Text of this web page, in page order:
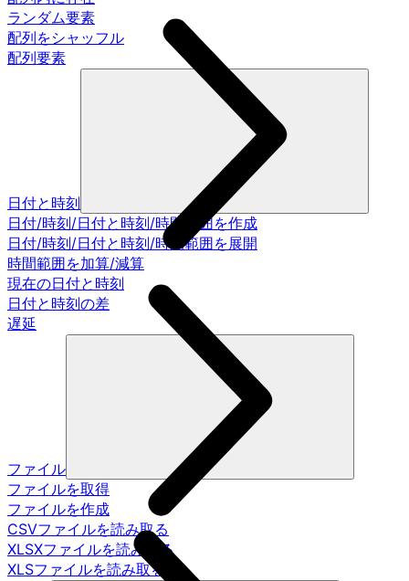
ランダム要素
配列をシャッフル
配列要素
日付と時刻
日付/時刻/日付と時刻/時間範囲を作成
日付/時刻/日付と時刻/時間範囲を展開
時間範囲を加算/減算
現在の日付と時刻
日付と時刻の差
遅延
ファイル
ファイルを取得
ファイルを作成
CSVファイルを読み取る
XLSXファイルを読み取る
XLSファイルを読み取る